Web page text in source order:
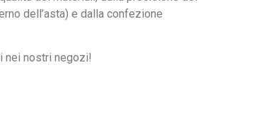
dell’asta) e dalla confezione
nei nostri negozi!